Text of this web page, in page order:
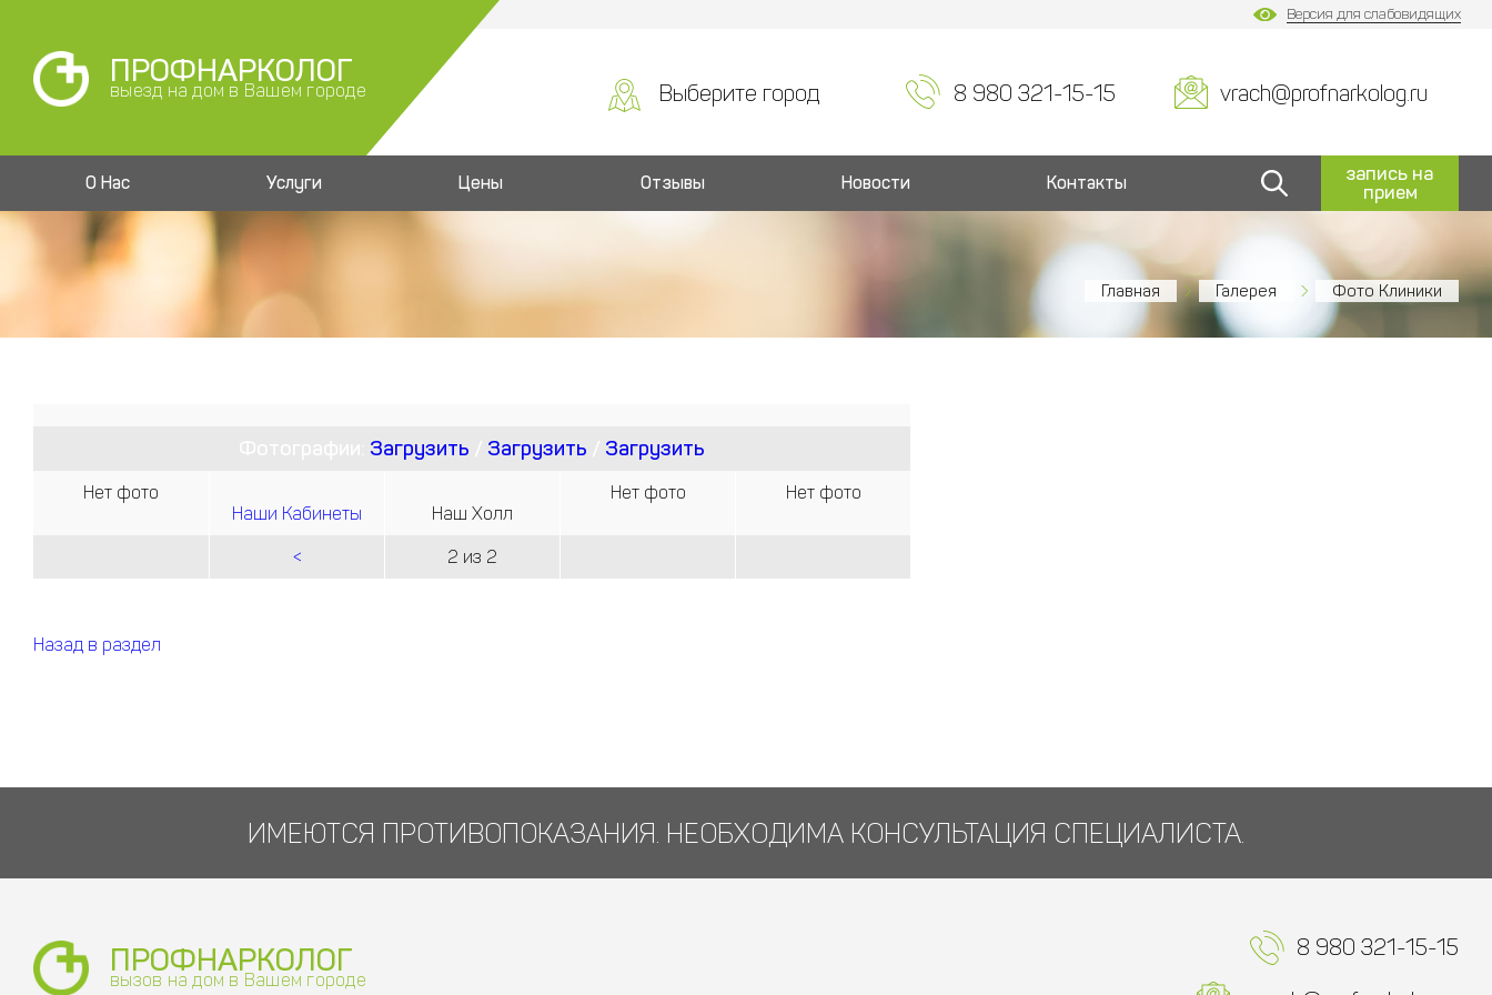
Версия для слабовидящих
ПРОФНАРКОЛОГ
выезд на дом в Вашем городе Выберите город 8 980 321-15-15 vrach@profnarkolog.ru
О Нас Услуги Цены Отзывы Новости Контакты
запись на
прием
Главная Галерея Фото Клиники
Загрузить Загрузить Загрузить
Нет фото
Наши Кабинеты
Наш Холл
Нет фото Нет фото
< 2 из 2
Назад в раздел
ИМЕЮТСЯ ПРОТИВОПОКАЗАНИЯ. НЕОБХОДИМА КОНСУЛЬТАЦИЯ СПЕЦИАЛИСТА.
ПРОФНАРКОЛОГ
вызов на дом в Вашем городе
8 980 321-15-15